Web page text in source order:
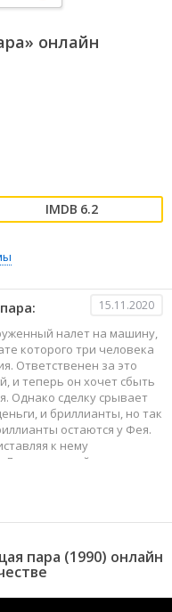
онлайн
6.2
15.11.2020
налет на машину,
которого три человека
Ответственен за это
и теперь он хочет сбыть
Однако сделку срывает
и бриллианты, но так
остаются у Фея.
к нему
который,
где спрятаны
друзьями, и
пара (1990) онлайн